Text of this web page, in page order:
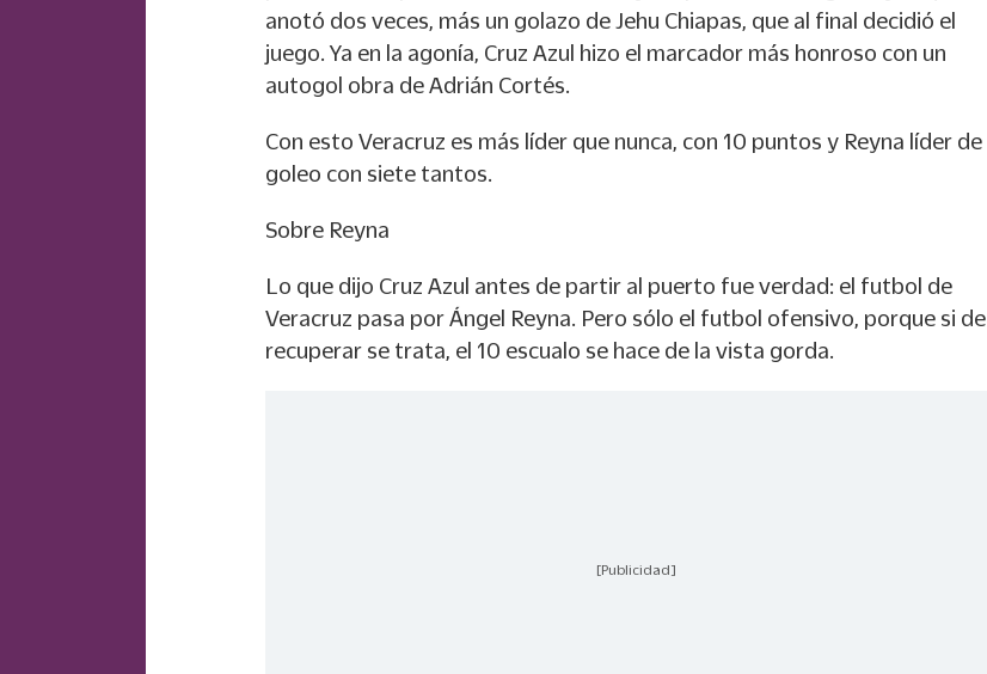
anotó dos veces, más un golazo de Jehu Chiapas, que al final decidió el
juego. Ya en la agonía, Cruz Azul hizo el marcador más honroso con un
autogol obra de Adrián Cortés.
Con esto Veracruz es más líder que nunca, con 10 puntos y Reyna líder de
goleo con siete tantos.
Sobre Reyna
Lo que dijo Cruz Azul antes de partir al puerto fue verdad: el futbol de
Veracruz pasa por Ángel Reyna. Pero sólo el futbol ofensivo, porque si de
recuperar se trata, el 10 escualo se hace de la vista gorda.
[Publicidad]